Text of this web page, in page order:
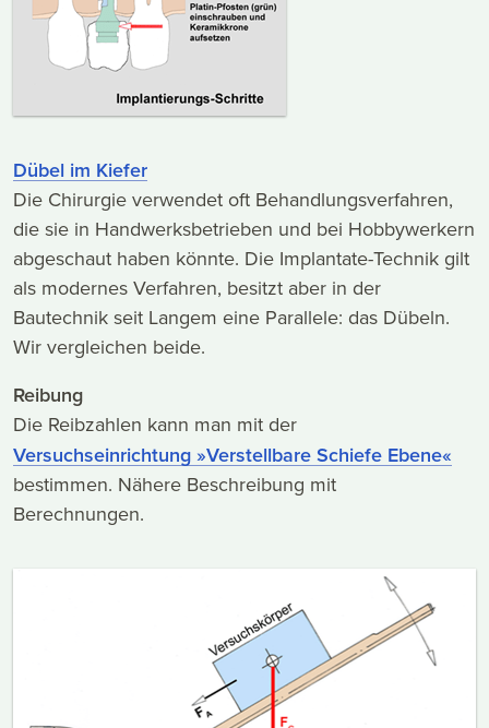
Dübel im Kiefer
Die Chirurgie verwendet oft Behandlungsverfahren,
die sie in Handwerksbetrieben und bei Hobbywerkern
abgeschaut haben könnte. Die Implantate-Technik gilt
als modernes Verfahren, besitzt aber in der
Bautechnik seit Langem eine Parallele: das Dübeln.
Wir vergleichen beide.
Reibung
Die Reibzahlen kann man mit der
Versuchseinrichtung »Verstellbare Schiefe Ebene«
bestimmen. Nähere Beschreibung mit
Berechnungen.